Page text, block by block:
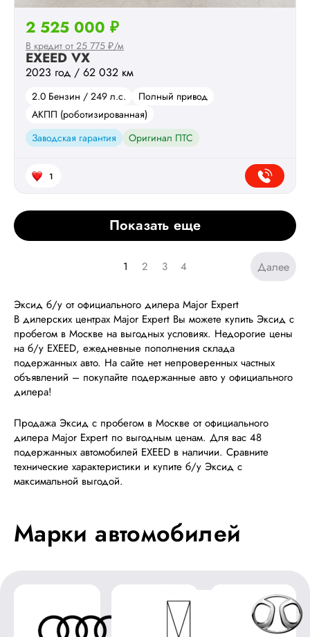
EXEED VX
2023 год / 62 032 км
2.0 Бензин / 249 л.с.
Полный привод
АКПП (роботизированная)
Заводская гарантия
Оригинал ПТС
2 525 000 ₽
В кредит от 25 775 ₽/м
1
Показать еще
1 2 3 4 Далее
Эксид б/у от официального дилера Major Expert
В дилерских центрах Major Expert Вы можете купить Эксид с
пробегом в Москве на выгодных условиях. Недорогие цены
на б/у EXEED, ежедневные пополнения склада
подержанных авто. На сайте нет непроверенных частных
объявлений – покупайте подержанные авто у официального
дилера!
Продажа Эксид с пробегом в Москве от официального
дилера Major Expert по выгодным ценам. Для вас 48
подержанных автомобилей EXEED в наличии. Сравните
технические характеристики и купите б/у Эксид с
максимальной выгодой.
Марки автомобилей